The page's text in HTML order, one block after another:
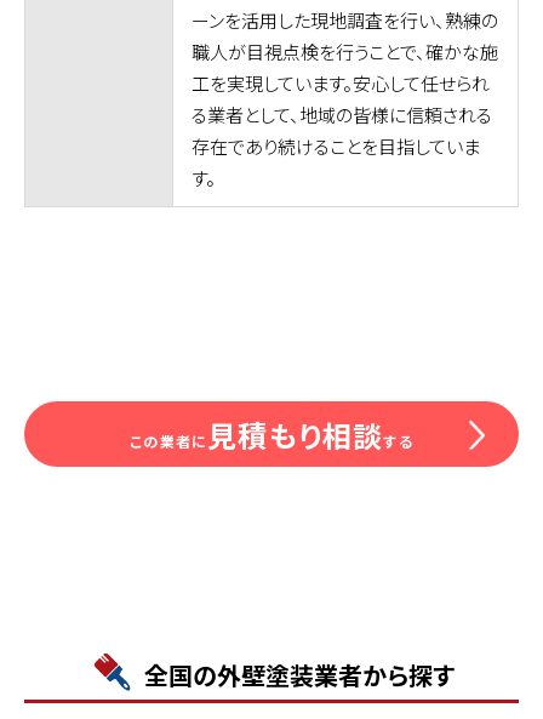
ーンを活用した現地調査を行い、熟練の
職人が目視点検を行うことで、確かな施
工を実現しています。安心して任せられ
る業者として、地域の皆様に信頼される
存在であり続けることを目指していま
す。
この業者に 見積もり相談する
全国の外壁塗装業者から探す